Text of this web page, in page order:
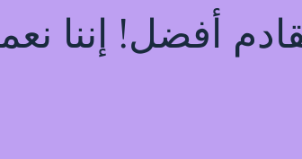
أفضل!